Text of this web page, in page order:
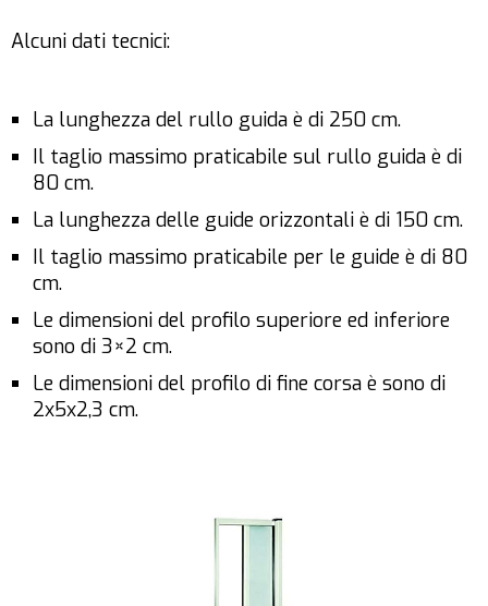
Alcuni dati tecnici:
La lunghezza del rullo guida è di 250 cm.
Il taglio massimo praticabile sul rullo guida è di
80 cm.
La lunghezza delle guide orizzontali è di 150 cm.
Il taglio massimo praticabile per le guide è di 80
cm.
Le dimensioni del profilo superiore ed inferiore
sono di 3×2 cm.
Le dimensioni del profilo di fine corsa è sono di
2x5x2,3 cm.